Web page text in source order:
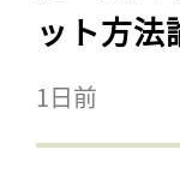
ット方法
1日前